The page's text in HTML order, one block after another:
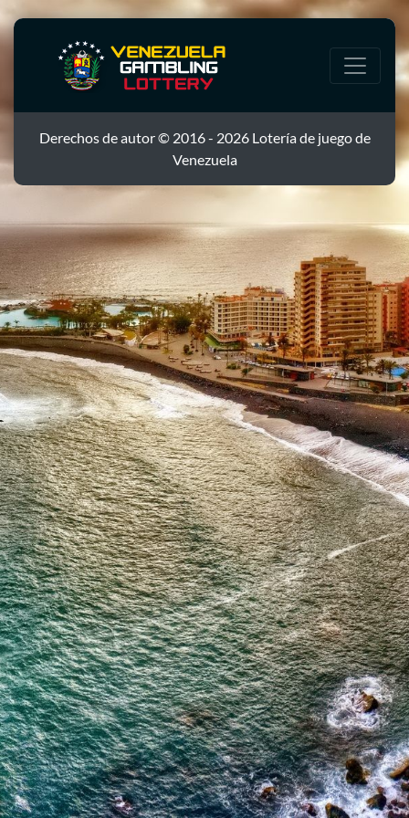
Derechos de autor © 2016 - 2026 Lotería de juego de
Venezuela